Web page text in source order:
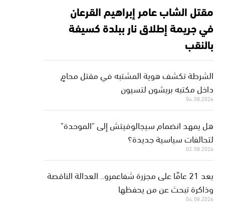
مقتل الشاب عامر إبراهيم القرعان
في جريمة إطلاق نار ببلدة كسيفة
بالنقب
الشرطة تكشف هوية المشتبه في مقتل محامٍ
داخل مكتبه بريشون لتسيون
04.08.2026
هل يمهد انضمام سيجالوفيتش إلى "الموحدة"
لتحالفات سياسية جديدة؟
02.08.2026
بعد 21 عامًا على مجزرة شفاعمرو.. العدالة الناقصة
وذاكرة تبحث عن من يحفظها
04.08.2026